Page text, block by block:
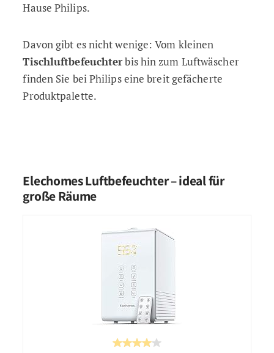
Hause Philips.
Davon gibt es nicht wenige: Vom kleinen
Tischluftbefeuchterbis hin zum Luftwäscher
finden Sie bei Philips eine breit gefächerte
Produktpalette.
Elechomes Luftbefeuchter – ideal für
große Räume